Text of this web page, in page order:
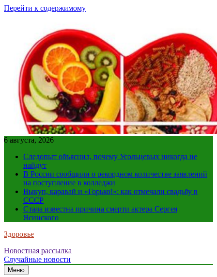
Перейти к содержимому
6 августа, 2026
Следопыт объяснил, почему Усольцевых никогда не
найдут
В России сообщили о рекордном количестве заявлений
на поступление в колледжи
Выкуп, каравай и «Горько!»: как отмечали свадьбу в
СССР
Стала известна причина смерти актера Сергея
Ясинского
Здоровье
Новостная рассылка
Случайные новости
Меню